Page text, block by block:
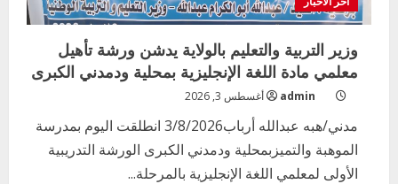
وزير التربية والتعليم بالولاية يدشن ورشة تأهيل
معلمي مادة اللغة الإنجليزية بمحلية ودمدني الكبرى
admin أغسطس 3, 2026
مدني/هبه عبدالله أرباب3/8/2026 انطلقت اليوم بمدرسة
الموهبة والتميزبمحلية ودمدني الكبرى الورشة التدريبية
الأولى لمعلمي اللغة الإنجليزية بالمرحلة...